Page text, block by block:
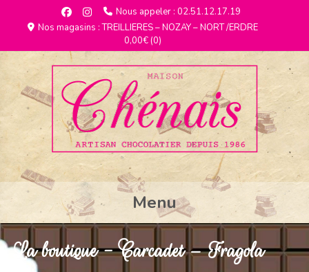
Nous appeler : 02.51.12.17.19
Nos magasins : TREILLIERES – NOZAY – NORT /ERDRE
0,00€(0)
Menu
La boutique - Carcadet – Fragola